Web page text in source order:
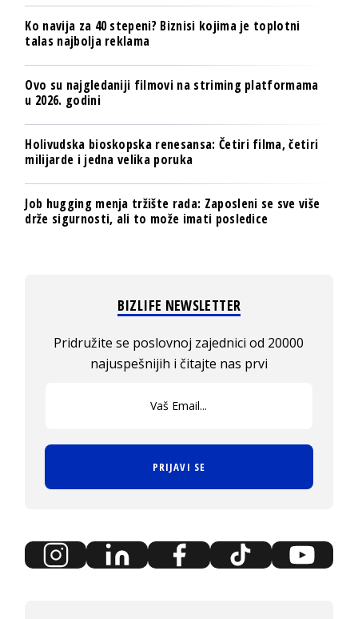
Ko navija za 40 stepeni? Biznisi kojima je toplotni
talas najbolja reklama
Ovo su najgledaniji filmovi na striming platformama
u 2026. godini
Holivudska bioskopska renesansa: Četiri filma, četiri
milijarde i jedna velika poruka
Job hugging menja tržište rada: Zaposleni se sve više
drže sigurnosti, ali to može imati posledice
BIZLIFE NEWSLETTER
Pridružite se poslovnoj zajednici od 20000
najuspešnijih i čitajte nas prvi
PRIJAVI SE